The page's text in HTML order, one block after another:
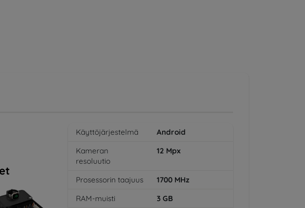
Käyttöjärjestelmä
Android
Kameran
resoluutio
12 Mpx
Prosessorin taajuus 1700 MHz
RAM-muisti
3 GB